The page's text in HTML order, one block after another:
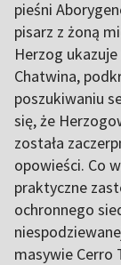
pieśni
pisarz z żoną
Herzog
Chatwina,
poszukiwaniu
się, że
została
opowieści. Co
praktyczne
ochronnego
masywie Cerro